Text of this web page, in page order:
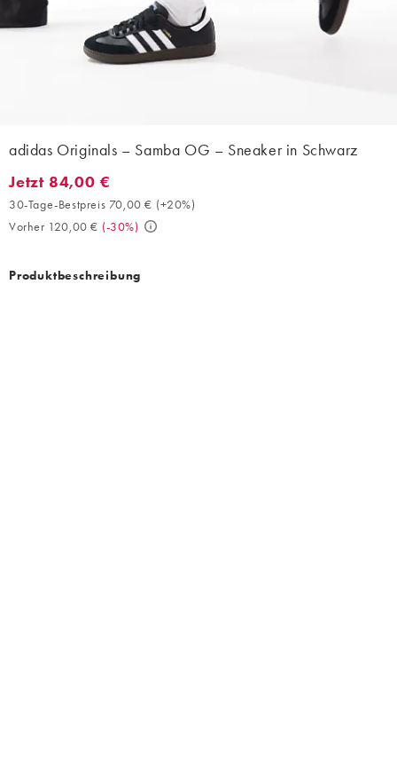
adidas Originals – Samba OG – Sneaker in Schwarz
Jetzt 84,00 €. 30-Tage-Bestpreis 70,00 € (+20%). Vorher
Jetzt 84,00 €
30-Tage-Bestpreis 70,00 € (+20%)
Vorher 120,00 € (-30%)
Produktbeschreibung